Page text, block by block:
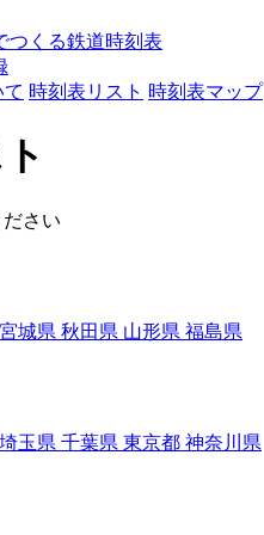
つくる鉄道時刻表
時刻表リスト 時刻表マップ
さい
宮城県 秋田県 山形県 福島県
埼玉県 千葉県 東京都 神奈川県